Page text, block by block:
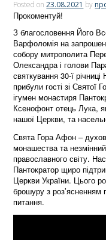
Posted on23.08.2021 by
Прокоментуй!
З благословення Його
Варфоломія на
собору митрополита
Олександра і голови
святкування 30-ї
прибули гості зі Святої
ігумен монастиря
Ксенофонт отець Лука,
нашої Церкви, та
Свята Гора Афон –
монашества та
православного світу.
Пантократор щиро
Церкви України. Цього
брошуру з роз’ясненням
питання.